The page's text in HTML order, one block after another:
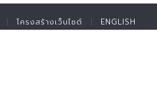
โครงสร้างเว็บไซต์ ENGLISH